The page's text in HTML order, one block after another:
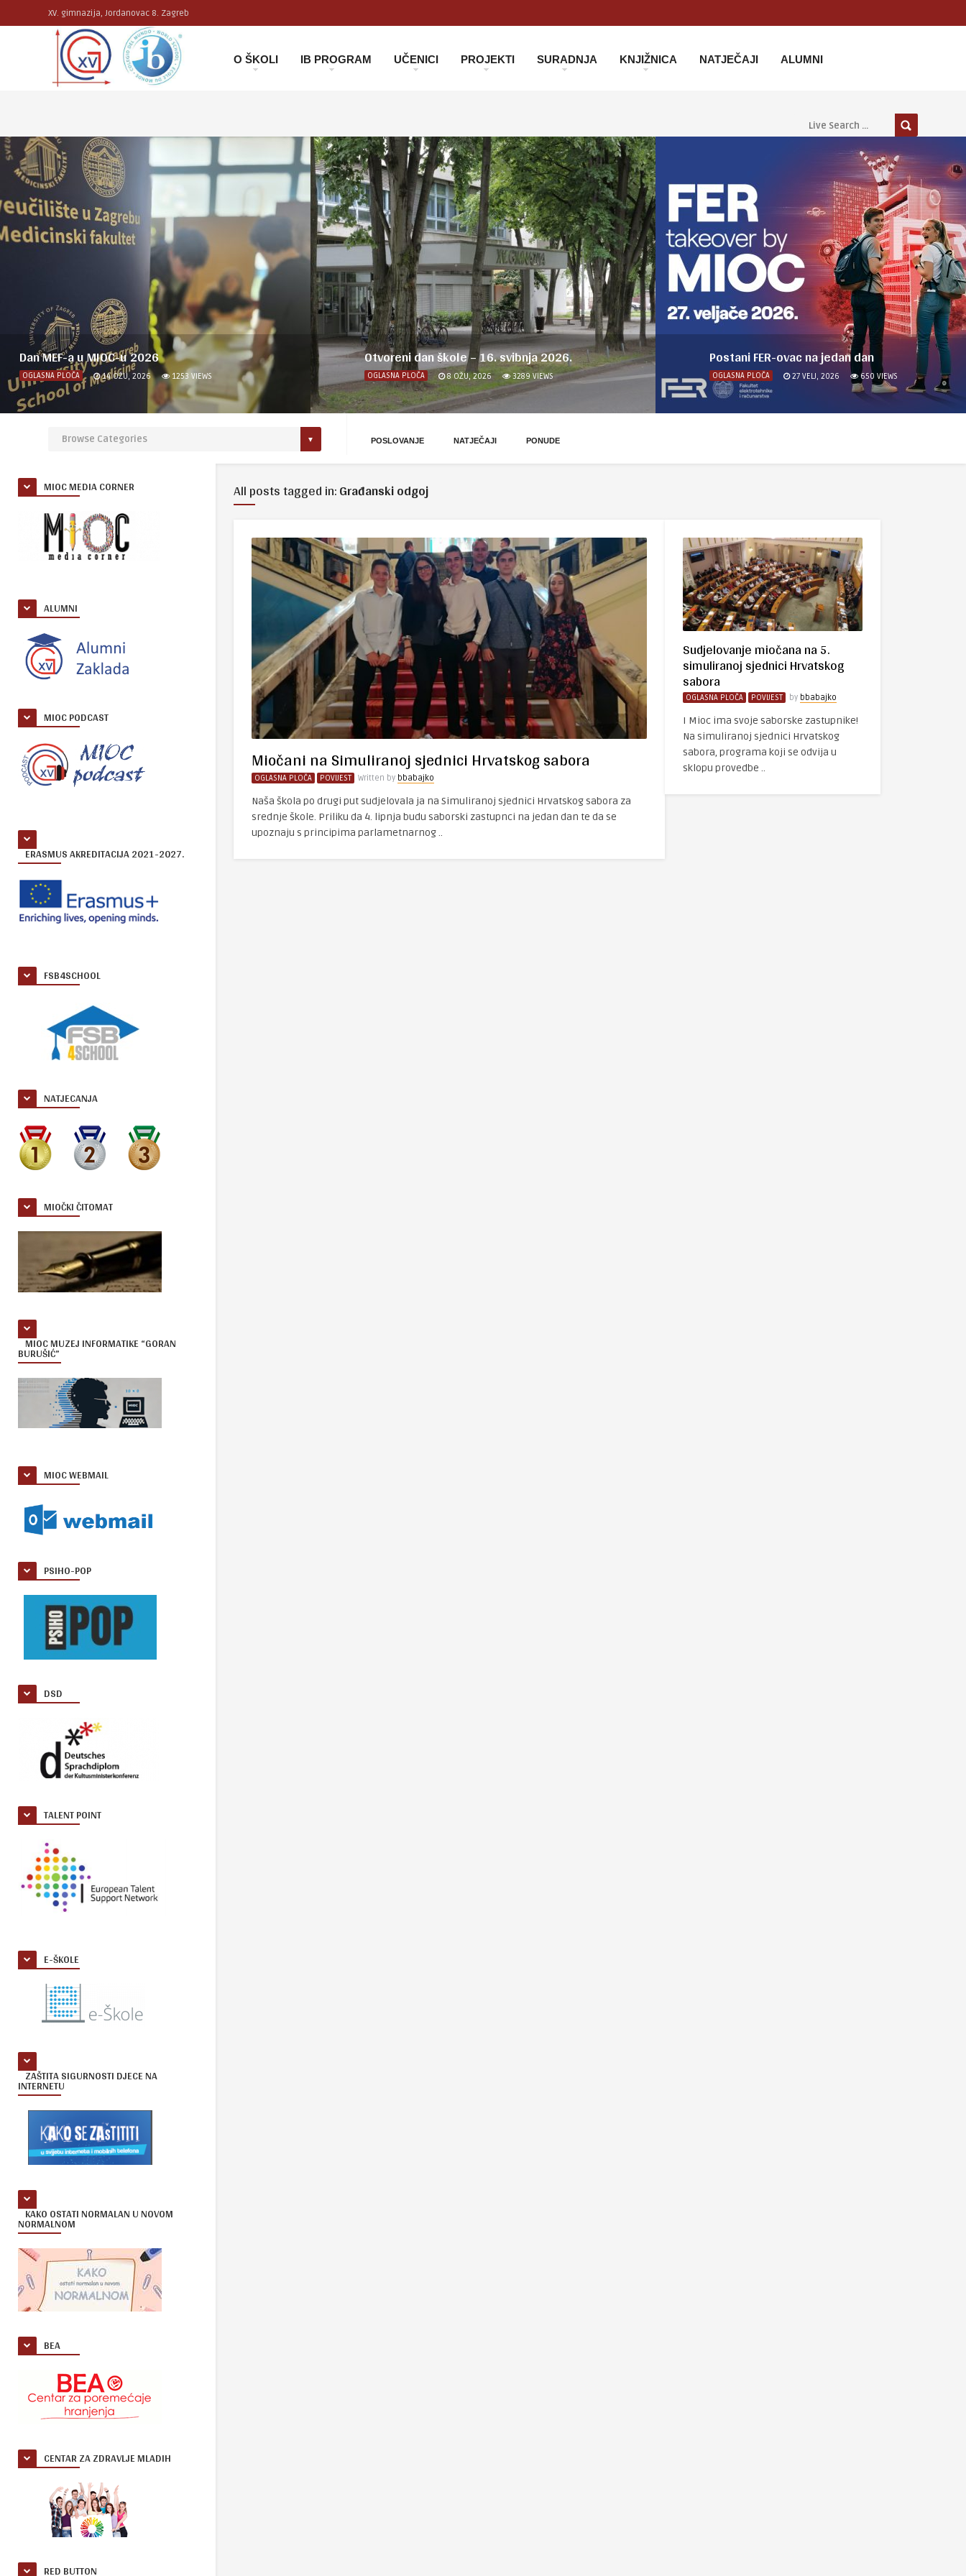
XV. gimnazija, Jordanovac 8. Zagreb
O ŠKOLI IB PROGRAM UČENICI PROJEKTI SURADNJA KNJIŽNICA NATJEČAJI ALUMNI
Dan MEF-a u MIOC-u 2026
OGLASNA PLOČA 14 OŽU, 2026 1253 VIEWS
Otvoreni dan škole – 16. svibnja 2026.
OGLASNA PLOČA 8 OŽU, 2026 3289 VIEWS
Postani FER-ovac na jedan dan
OGLASNA PLOČA 27 VELJ, 2026 650 VIEWS
POSLOVANJE NATJEČAJI PONUDE
MIOC MEDIA CORNER
ALUMNI
MIOC PODCAST
ERASMUS AKREDITACIJA 2021-2027.
FSB4SCHOOL
NATJECANJA
MIOČKI ČITOMAT
MIOC MUZEJ INFORMATIKE “GORAN
BURUŠIĆ”
MIOC WEBMAIL
PSIHO-POP
DSD
TALENT POINT
E-ŠKOLE
ZAŠTITA SIGURNOSTI DJECE NA
INTERNETU
KAKO OSTATI NORMALAN U NOVOM
NORMALNOM
BEA
CENTAR ZA ZDRAVLJE MLADIH
RED BUTTON
All posts tagged in:Građanski odgoj
Miočani na Simuliranoj sjednici Hrvatskog sabora
OGLASNA PLOČA POVIJEST Written by bbabajko
Naša škola po drugi put sudjelovala ja na Simuliranoj sjednici Hrvatskog sabora za
srednje škole. Priliku da 4. lipnja budu saborski zastupnci na jedan dan te da se
upoznaju s principima parlametnarnog ..
Sudjelovanje miočana na 5.
simuliranoj sjednici Hrvatskog
sabora
OGLASNA PLOČA POVIJEST by bbabajko
I Mioc ima svoje saborske zastupnike!
Na simuliranoj sjednici Hrvatskog
sabora, programa koji se odvija u
sklopu provedbe ..